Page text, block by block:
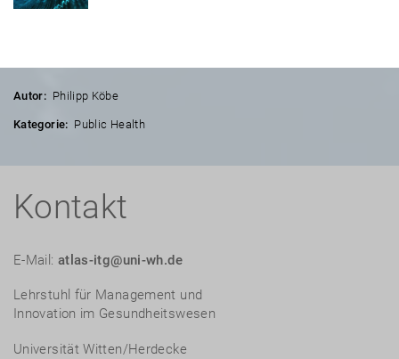
Autor: Philipp Köbe
Kategorie: Public Health
Kontakt
E-Mail: atlas-itg@uni-wh.de
Lehrstuhl für Management und
Innovation im Gesundheitswesen
Universität Witten/Herdecke